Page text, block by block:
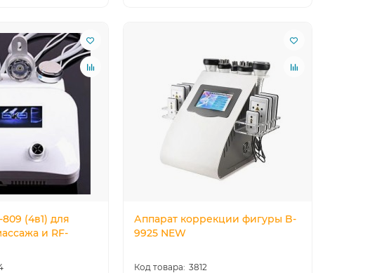
(4в1) для
и RF-
Аппарат коррекции фигуры B-
9925 NEW
3812